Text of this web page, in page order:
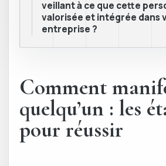
veillant à ce que cette
valorisée et intégrée dans
entreprise ?
Comment
quelqu’un : les
pour réussir